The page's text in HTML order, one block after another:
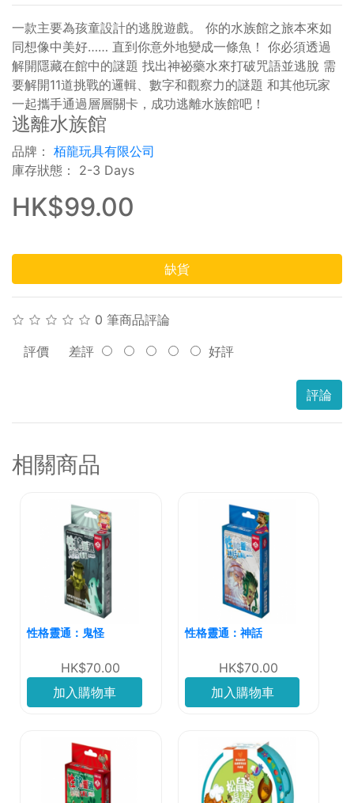
一款主要為孩童設計的逃脫遊戲。 你的水族館之旅本來如
同想像中美好…… 直到你意外地變成一條魚！ 你必須透過
解開隱藏在館中的謎題 找出神祕藥水來打破咒語並逃脫 需
要解開11道挑戰的邏輯、數字和觀察力的謎題 和其他玩家
一起攜手通過層層關卡，成功逃離水族館吧！
逃離水族館
品牌： 栢龍玩具有限公司
庫存狀態： 2-3 Days
HK$99.00
缺貨
0 筆商品評論
評價 差評 好評
評論
相關商品
性格靈通：鬼怪
HK$70.00
加入購物車
性格靈通：神話
HK$70.00
加入購物車